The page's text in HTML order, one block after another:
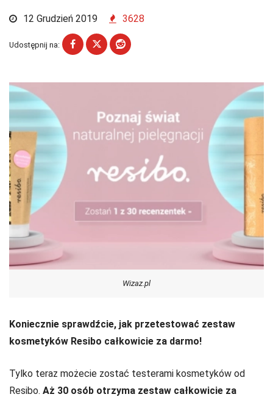
12 Grudzień 2019 3628
Udostępnij na:
Wizaz.pl
Koniecznie sprawdźcie, jak przetestować zestaw
kosmetyków Resibo całkowicie za darmo!
Tylko teraz możecie zostać testerami kosmetyków od
Resibo. Aż 30 osób otrzyma zestaw całkowicie za